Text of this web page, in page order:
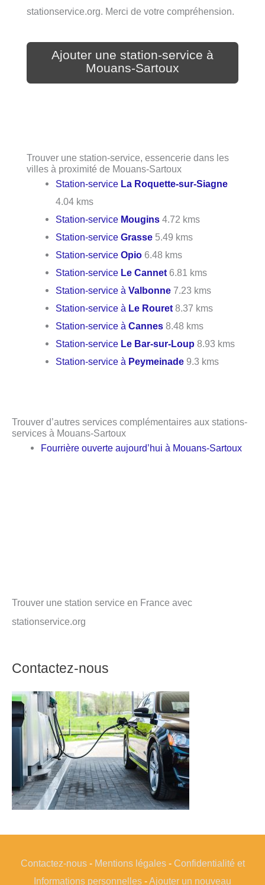
stationservice.org. Merci de votre compréhension.
Ajouter une station-service à
Mouans-Sartoux
Trouver une station-service, essencerie dans les
villes à proximité de Mouans-Sartoux
Station-service La Roquette-sur-Siagne
4.04 kms
Station-service Mougins 4.72 kms
Station-serviceGrasse 5.49 kms
Station-serviceOpio 6.48 kms
Station-service Le Cannet 6.81 kms
Station-service àValbonne 7.23 kms
Station-service à Le Rouret 8.37 kms
Station-service àCannes 8.48 kms
Station-service Le Bar-sur-Loup 8.93 kms
Station-service à Peymeinade 9.3 kms
Trouver d’autres services complémentaires aux stations-
services à Mouans-Sartoux
Fourrière ouverte aujourd’hui à Mouans-Sartoux
Trouver une station service en France avec
stationservice.org
Contactez-nous
Contactez-nous- Mentions légales- Confidentialité et
Informations personnelles -Ajouter un nouveau